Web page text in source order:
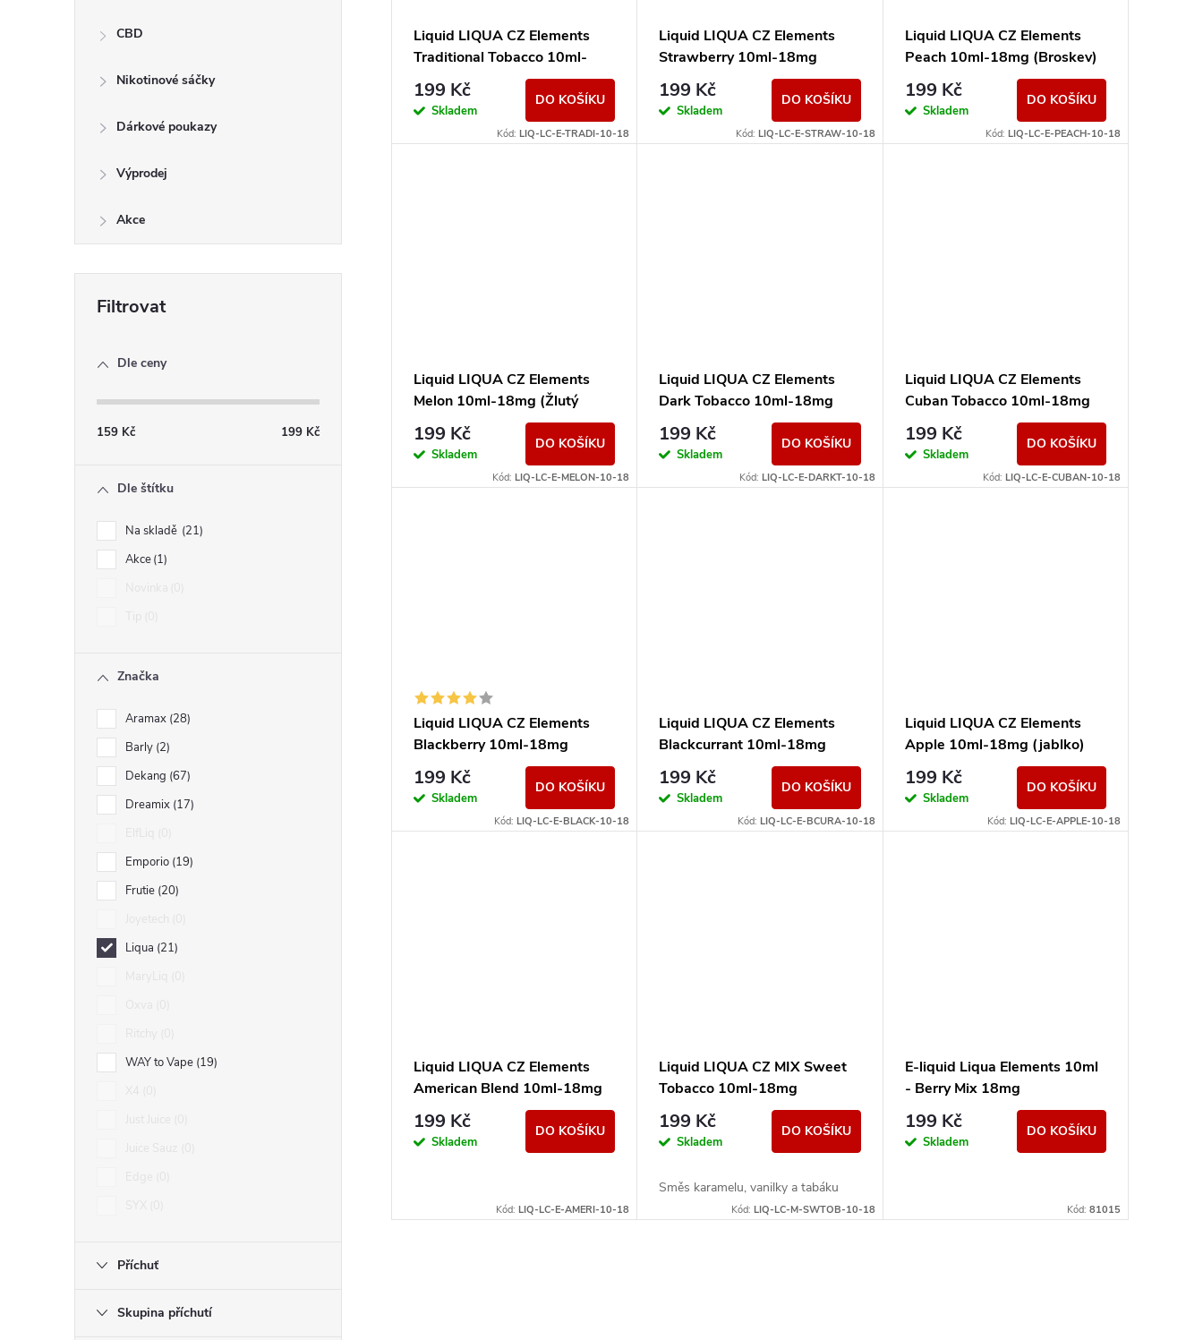
CBD
Nikotinové sáčky
Dárkové poukazy
Výprodej
Akce
Dle ceny
159 Kč 199 Kč
Dle štítku
Na skladě 21
Akce 1
Značka
Aramax 28
Barly 2
Dekang 67
Dreamix 17
Emporio 19
Frutie 20
Liqua 21
WAY to Vape 19
Příchuť
Skupina příchutí
Liquid LIQUA CZ Elements
Traditional Tobacco 10ml-
18mg (Tradiční tabák)
199 Kč
Skladem
DO KOŠÍKU
Kód:LIQ-LC-E-TRADI-10-18
Liquid LIQUA CZ Elements
Strawberry 10ml-18mg
(Jahoda)
199 Kč
Skladem
DO KOŠÍKU
Kód: LIQ-LC-E-STRAW-10-18
Liquid LIQUA CZ Elements
Peach 10ml-18mg (Broskev)
199 Kč
Skladem
DO KOŠÍKU
Kód: LIQ-LC-E-PEACH-10-18
Liquid LIQUA CZ Elements
Melon 10ml-18mg (Žlutý
meloun)
199 Kč
Skladem
DO KOŠÍKU
Kód:LIQ-LC-E-MELON-10-18
Liquid LIQUA CZ Elements
Dark Tobacco 10ml-18mg
(Silný tabák)
199 Kč
Skladem
DO KOŠÍKU
Kód: LIQ-LC-E-DARKT-10-18
Liquid LIQUA CZ Elements
Cuban Tobacco 10ml-18mg
(Kubánský doutník)
199 Kč
Skladem
DO KOŠÍKU
Kód: LIQ-LC-E-CUBAN-10-18
Liquid LIQUA CZ Elements
Blackberry 10ml-18mg
(ostružina)
199 Kč
Skladem
DO KOŠÍKU
Kód:LIQ-LC-E-BLACK-10-18
Liquid LIQUA CZ Elements
Blackcurrant 10ml-18mg
(černý rybíz)
199 Kč
Skladem
DO KOŠÍKU
Kód: LIQ-LC-E-BCURA-10-18
Liquid LIQUA CZ Elements
Apple 10ml-18mg (jablko)
199 Kč
Skladem
DO KOŠÍKU
Kód: LIQ-LC-E-APPLE-10-18
Liquid LIQUA CZ Elements
American Blend 10ml-18mg
(Americký míchaný tabák)
199 Kč
Skladem
DO KOŠÍKU
Kód:LIQ-LC-E-AMERI-10-18
Liquid LIQUA CZ MIX Sweet
Tobacco 10ml-18mg
199 Kč
Skladem
DO KOŠÍKU
Směs karamelu, vanilky a tabáku
Kód: LIQ-LC-M-SWTOB-10-18
E-liquid Liqua Elements 10ml
- Berry Mix 18mg
199 Kč
Skladem
DO KOŠÍKU
Kód: 81015